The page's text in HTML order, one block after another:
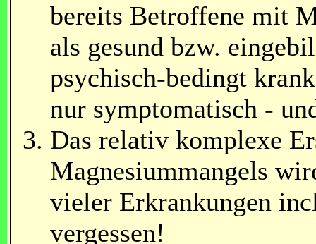
bereits Betroffene mit
als gesund bzw.
psychisch-bedingt
nur symptomatisch -
Das relativ komplexe
Magnesiummangels
vieler Erkrankungen
vergessen!